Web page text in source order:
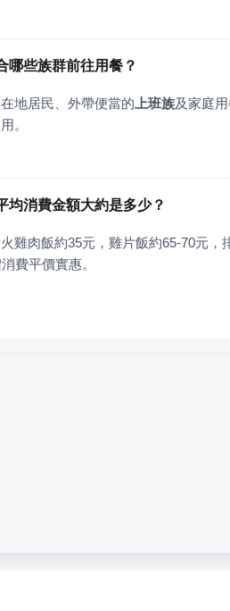
哪些族群前往用餐？
地居民、外帶便當的 上班族及家庭
。
均消費金額大約是多少？
雞肉飯約35元，雞片飯約65-70元
費平價實惠。